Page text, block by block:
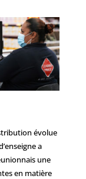
évolue
a
une
en matière